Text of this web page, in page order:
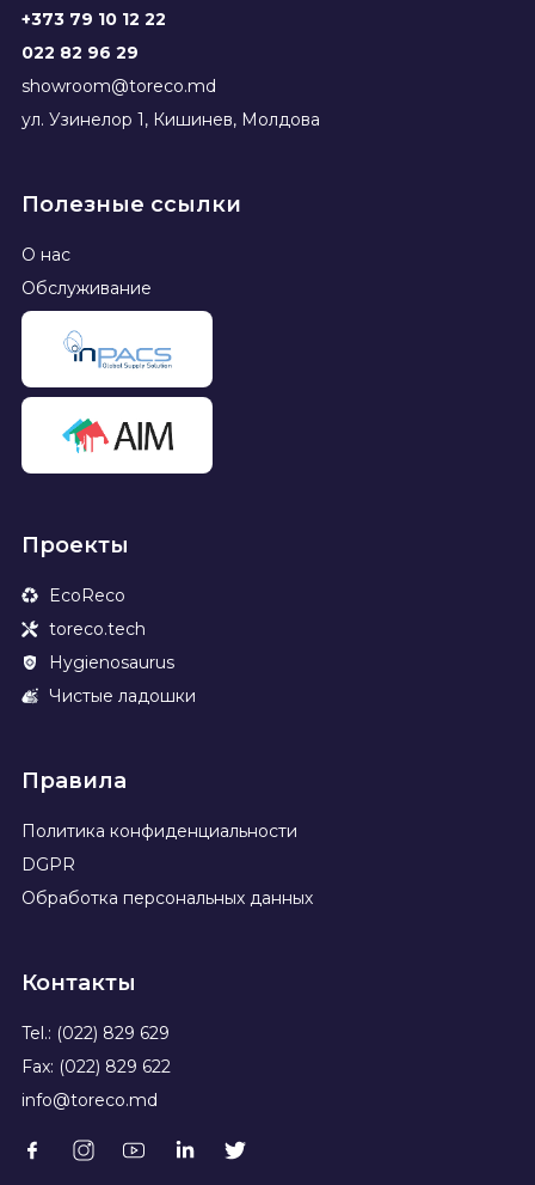
+373 79 10 12 22
022 82 96 29
showroom@toreco.md
ул. Узинелор 1, Кишинев, Молдова
Полезные ссылки
О нас
Обслуживание
Проекты
EcoReco
toreco.tech
Hygienosaurus
Чистые ладошки
Правила
Политика конфиденциальности
DGPR
Обработка персональных данных
Контакты
Tel.: (022) 829 629
Fax: (022) 829 622
info@toreco.md